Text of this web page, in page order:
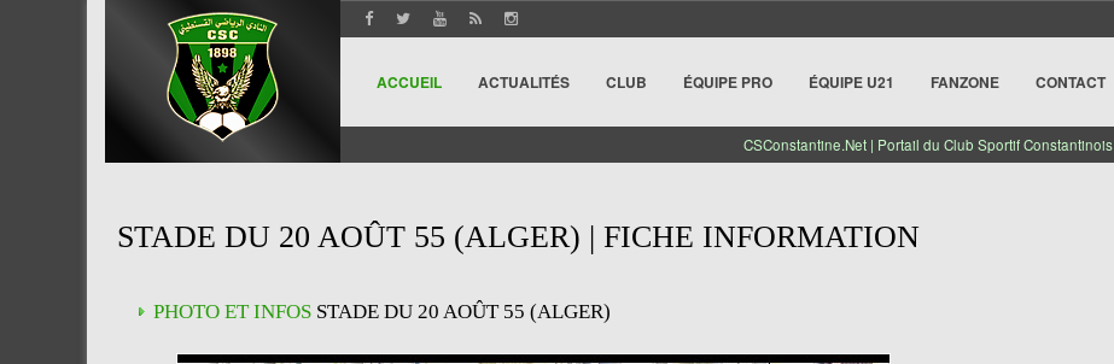
ACCUEIL ACTUALITÉS CLUB ÉQUIPE PRO ÉQUIPE U21 FANZONE CONTACT
CSConstantine.Net | Portail du Club Sportif Constantinois
STADE DU 20 AOÛT 55 (ALGER) | FICHE INFORMATION
PHOTO ET INFOS STADE DU 20 AOÛT 55 (ALGER)